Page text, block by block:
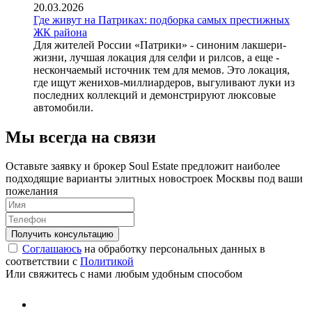
20.03.2026
Где живут на Патриках: подборка самых престижных
ЖК района
Для жителей России «Патрики» - синоним лакшери-
жизни, лучшая локация для селфи и рилсов, а еще -
нескончаемый источник тем для мемов. Это локация,
где ищут женихов-миллиардеров, выгуливают луки из
последних коллекций и демонстрируют люксовые
автомобили.
Мы всегда на связи
Оставьте заявку и брокер Soul Estate предложит наиболее
подходящие варианты элитных новостроек Москвы под ваши
пожелания
Соглашаюсь на обработку персональных данных в
соответствии с Политикой
Или свяжитесь с нами любым удобным способом